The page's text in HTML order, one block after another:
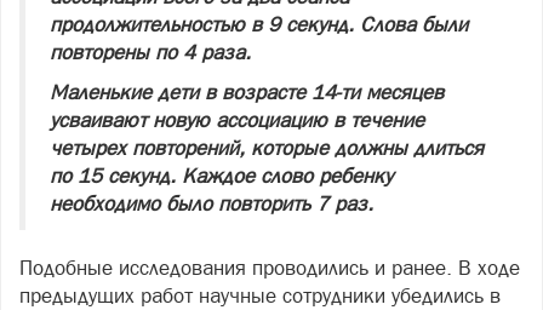
продолжительностью в 9 секунд. Слова были
повторены по 4 раза.
Маленькие дети в возрасте 14-ти месяцев
усваивают новую ассоциацию в течение
четырех повторений, которые должны длиться
по 15 секунд. Каждое слово ребенку
необходимо было повторить 7 раз.
Подобные исследования проводились и ранее. В ходе
предыдущих работ научные сотрудники убедились в